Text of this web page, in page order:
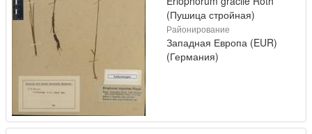
(Пушица стройная)
Районирование
Западная Европа (EUR)
(Германия)